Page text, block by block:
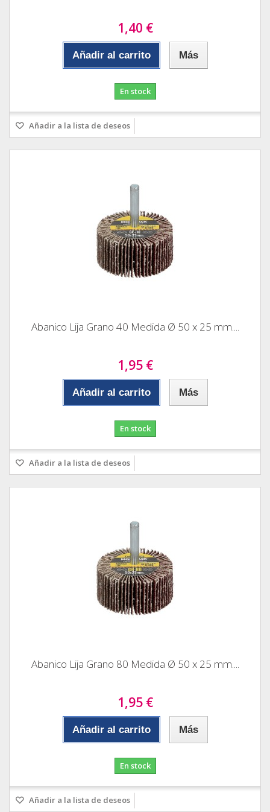
1,40 €
Añadir al carrito Más
En stock
Añadir a la lista de deseos
Abanico Lija Grano 40 Medida Ø 50 x 25 mm....
1,95 €
Añadir al carrito Más
En stock
Añadir a la lista de deseos
Abanico Lija Grano 80 Medida Ø 50 x 25 mm....
1,95 €
Añadir al carrito Más
En stock
Añadir a la lista de deseos